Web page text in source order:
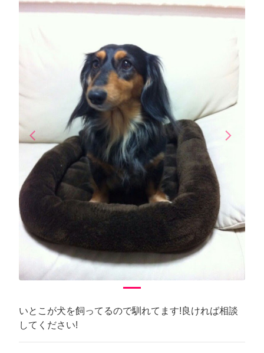
arrow_back_iosPrevious arrow_forward_iosNext
いとこが犬を飼ってるので馴れてます!良ければ相談
してください!